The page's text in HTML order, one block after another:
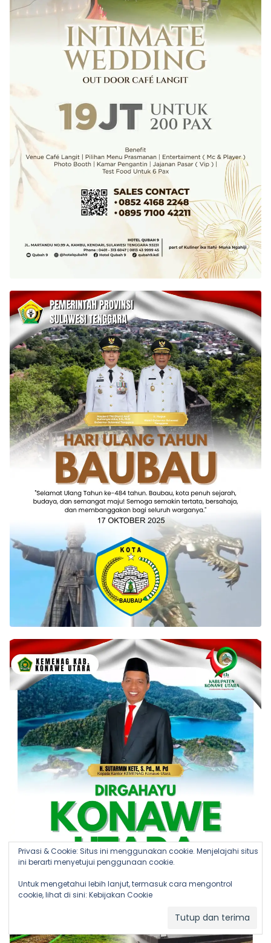
Privasi & Cookie: Situs ini menggunakan cookie. Menjelajahi situs
ini berarti menyetujui penggunaan cookie.
Untuk mengetahui lebih lanjut, termasuk cara mengontrol
cookie, lihat di sini: Kebijakan Cookie